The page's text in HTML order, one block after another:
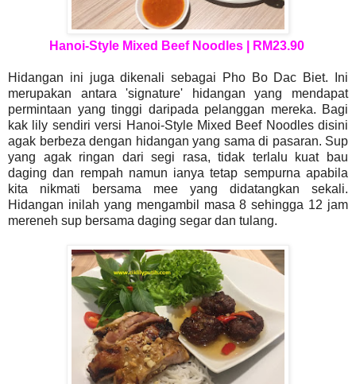
Hanoi-Style Mixed Beef Noodles | RM23.90
Hidangan ini juga dikenali sebagai Pho Bo Dac Biet. Ini
merupakan antara 'signature' hidangan yang mendapat
permintaan yang tinggi daripada pelanggan mereka. Bagi
kak lily sendiri versi Hanoi-Style Mixed Beef Noodles disini
agak berbeza dengan hidangan yang sama di pasaran. Sup
yang agak ringan dari segi rasa, tidak terlalu kuat bau
daging dan rempah namun ianya tetap sempurna apabila
kita nikmati bersama mee yang didatangkan sekali.
Hidangan inilah yang mengambil masa 8 sehingga 12 jam
mereneh sup bersama daging segar dan tulang.